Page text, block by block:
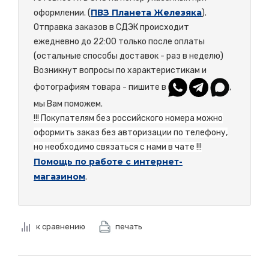
оформлении. (ПВЗ Планета Железяка).
Отправка заказов в СДЭК происходит
ежедневно до 22:00 только после оплаты
(остальные способы доставок - раз в неделю)
Возникнут вопросы по характеристикам и
фотографиям товара - пишите в
,
мы Вам поможем.
!!! Покупателям без российского номера можно
оформить заказ без авторизации по телефону,
но необходимо связаться с нами в чате !!!
Помощь по работе с интернет-
магазином.
к сравнению печать